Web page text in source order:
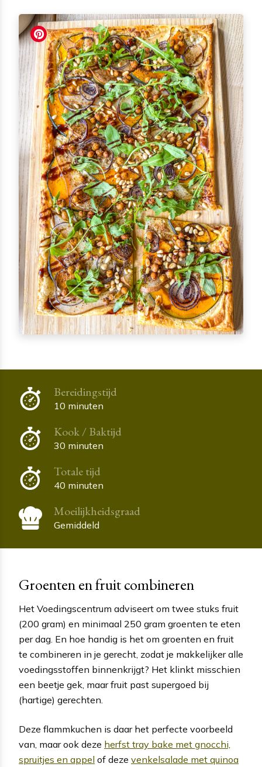
Bereidingstijd
10 minuten
Kook / Baktijd
30 minuten
Totale tijd
40 minuten
Moeilijkheidsgraad
Gemiddeld
Groenten en fruit combineren
Het Voedingscentrum adviseert om twee stuks fruit
(200 gram) en minimaal 250 gram groenten te eten
per dag. En hoe handig is het om groenten en fruit
te combineren in je gerecht, zodat je makkelijker alle
voedingsstoffen binnenkrijgt? Het klinkt misschien
een beetje gek, maar fruit past supergoed bij
(hartige) gerechten.
Deze flammkuchen is daar het perfecte voorbeeld
van, maar ook deze herfst tray bake met gnocchi,
spruitjes en appel of deze venkelsalade met quinoa